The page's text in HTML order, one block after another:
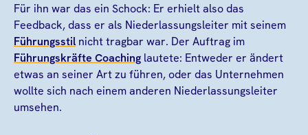
Für ihn war das ein Schock: Er erhielt also das
Feedback, dass er als Niederlassungsleiter mit seinem
Führungsstil nicht tragbar war. Der Auftrag im
Führungskräfte Coaching lautete: Entweder er ändert
etwas an seiner Art zu führen, oder das Unternehmen
wollte sich nach einem anderen Niederlassungsleiter
umsehen.